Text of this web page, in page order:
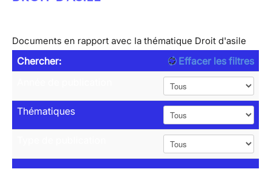
Documents en rapport avec la thématique Droit d'asile
Chercher:
Effacer les filtres
Thématiques